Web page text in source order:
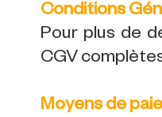
Conditions
Pour plus de
CGV
Moyens de